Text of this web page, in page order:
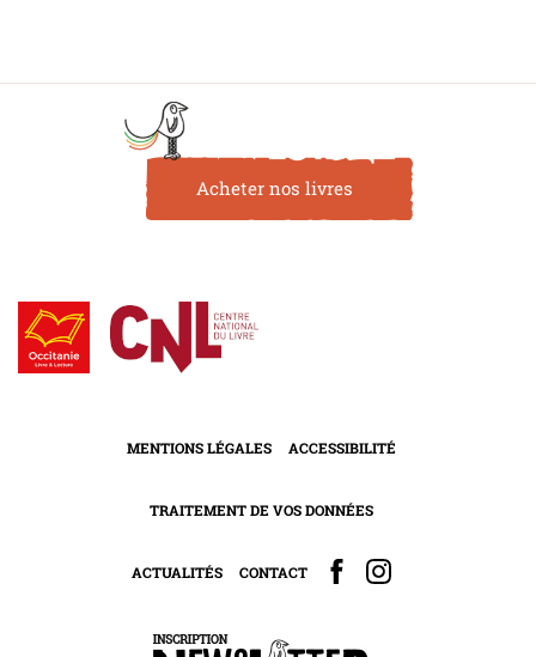
Acheter nos livres
MENTIONS LÉGALES ACCESSIBILITÉ
TRAITEMENT DE VOS DONNÉES
ACTUALITÉS CONTACT